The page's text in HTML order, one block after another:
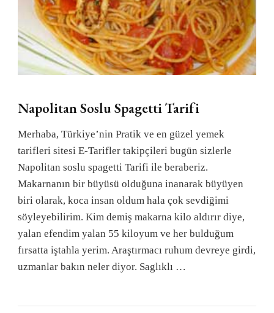
Napolitan Soslu Spagetti Tarifi
Merhaba, Türkiye’nin Pratik ve en güzel yemek
tarifleri sitesi E-Tarifler takipçileri bugün sizlerle
Napolitan soslu spagetti Tarifi ile beraberiz.
Makarnanın bir büyüsü olduğuna inanarak büyüyen
biri olarak, koca insan oldum hala çok sevdiğimi
söyleyebilirim. Kim demiş makarna kilo aldırır diye,
yalan efendim yalan 55 kiloyum ve her bulduğum
fırsatta iştahla yerim. Araştırmacı ruhum devreye girdi,
uzmanlar bakın neler diyor. Saglıklı …